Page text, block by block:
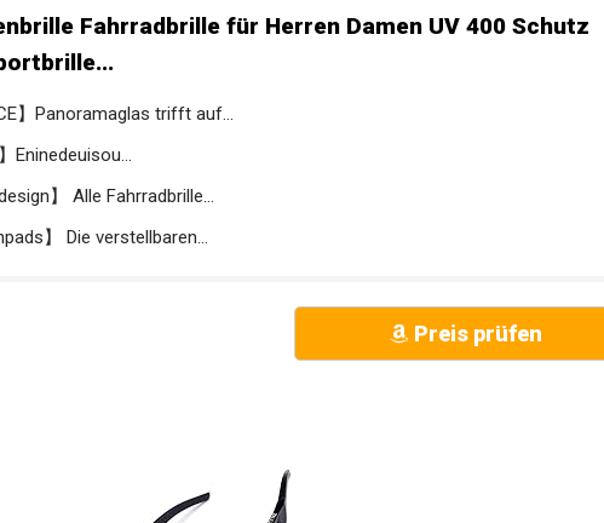
Fahrradbrille für Herren Damen UV 400 Schutz
】Panoramaglas trifft auf...
Eninedeuisou...
】 Alle Fahrradbrille...
】 Die verstellbaren...
Preis prüfen